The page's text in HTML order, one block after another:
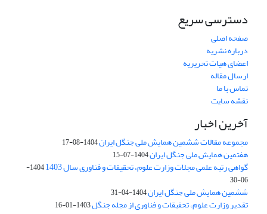
دسترسی سریع
صفحه اصلی
درباره نشریه
اعضای هیات تحریریه
ارسال مقاله
تماس با ما
نقشه سایت
آخرین اخبار
مجموعه مقالات ششمین همایش ملی جنگل ایران1404-08-17
هفتمین همایش ملی جنگل ایران1404-07-15
گواهی رتبه علمی مجلات وزارت علوم، تحقیقات و فناوری سال 1403
1404-
06-30
ششمین همایش ملی جنگل ایران1404-04-31
تقدیر وزارت علوم، تحقیقات و فناوری از مجله جنگل1403-01-16